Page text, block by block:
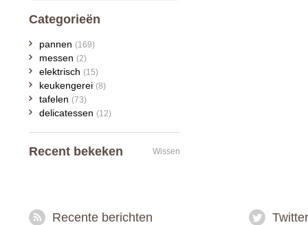
Categorieën
pannen (169)
messen (2)
elektrisch (15)
keukengerei (8)
tafelen (73)
delicatessen (12)
Recent bekeken Wissen
Recente berichten Twitter